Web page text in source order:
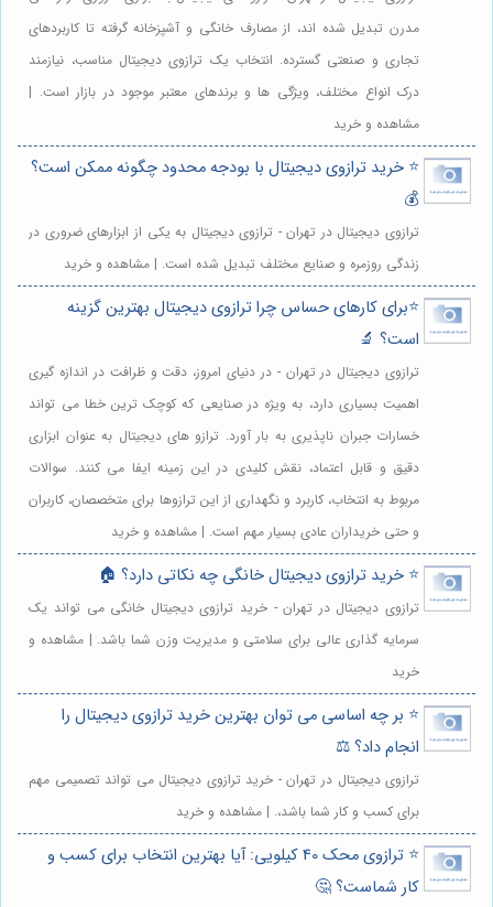
مدرن تبدیل شده اند، از مصارف خانگی و آشپزخانه گرفته تا کاربردهای
تجاری و صنعتی گسترده. انتخاب یک ترازوی دیجیتال مناسب، نیازمند
درک انواع مختلف، ویژگی ها و برندهای معتبر موجود در بازار است. |
مشاهده و خرید
⭐️ خرید ترازوی دیجیتال با بودجه محدود چگونه ممکن است؟
💰
ترازوی دیجیتال در تهران - ترازوی دیجیتال به یکی از ابزارهای ضروری در
زندگی روزمره و صنایع مختلف تبدیل شده است. | مشاهده و خرید
⭐️برای کارهای حساس چرا ترازوی دیجیتال بهترین گزینه
است؟ 🔬
ترازوی دیجیتال در تهران - در دنیای امروز، دقت و ظرافت در اندازه گیری
اهمیت بسیاری دارد، به ویژه در صنایعی که کوچک ترین خطا می تواند
خسارات جبران ناپذیری به بار آورد. ترازو های دیجیتال به عنوان ابزاری
دقیق و قابل اعتماد، نقش کلیدی در این زمینه ایفا می کنند. سوالات
مربوط به انتخاب، کاربرد و نگهداری از این ترازوها برای متخصصان، کاربران
و حتی خریداران عادی بسیار مهم است. | مشاهده و خرید
⭐️ خرید ترازوی دیجیتال خانگی چه نکاتی دارد؟ 🏠
ترازوی دیجیتال در تهران - خرید ترازوی دیجیتال خانگی می تواند یک
سرمایه گذاری عالی برای سلامتی و مدیریت وزن شما باشد. | مشاهده و
خرید
⭐️ بر چه اساسی می توان بهترین خرید ترازوی دیجیتال را
انجام داد؟ ⚖️
ترازوی دیجیتال در تهران - خرید ترازوی دیجیتال می تواند تصمیمی مهم
برای کسب و کار شما باشد،. | مشاهده و خرید
⭐️ ترازوی محک 40 کیلویی: آیا بهترین انتخاب برای کسب و
کار شماست؟ 🤔